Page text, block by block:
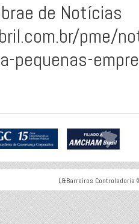
de Notícias
pme/
pequenas-
L&Barreiros